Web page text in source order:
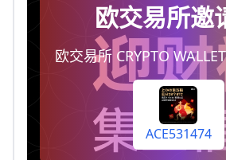
欧交易所邀
ACE531474，
写即终身享受
佣20%（每天
账户）
欧交易所 CRYPTO
ACE531474